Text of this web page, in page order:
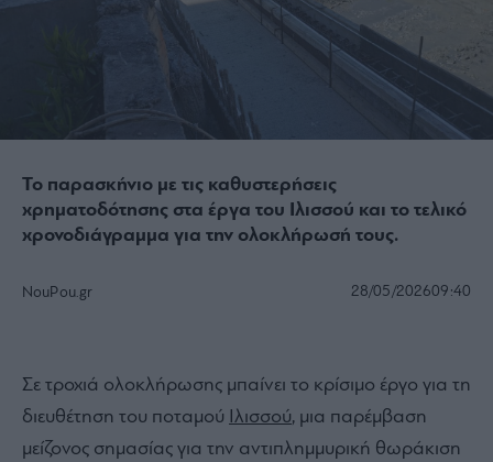
Το παρασκήνιο με τις καθυστερήσεις
χρηματοδότησης στα έργα του Ιλισσού και το τελικό
χρονοδιάγραμμα για την ολοκλήρωσή τους.
NouPou.gr 28/05/202609:40
Σε τροχιά ολοκλήρωσης μπαίνει το κρίσιμο έργο για τη
διευθέτηση του ποταμού Ιλισσού, μια παρέμβαση
μείζονος σημασίας για την αντιπλημμυρική θωράκιση